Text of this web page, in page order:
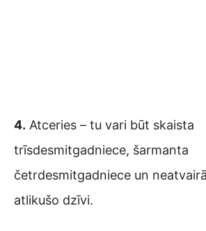
4. Atceries – tu vari būt skaista
trīsdesmitgadniece, šarmanta
četrdesmitgadniece un
atlikušo dzīvi.